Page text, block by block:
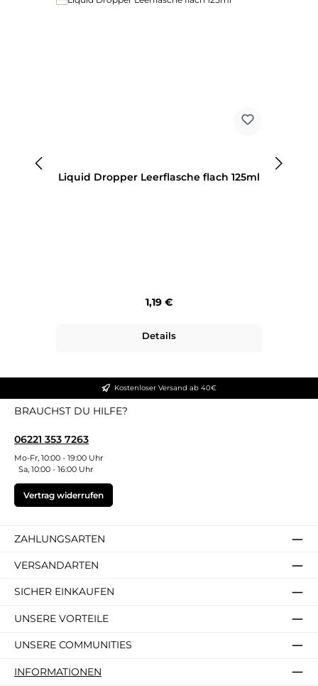
Liquid Dropper Leerflasche flach 125ml
Regulärer Preis:
1,19 €
Details
Kostenloser Versand ab 40€
BRAUCHST DU HILFE?
06221 353 7263
Mo-Fr, 10:00 - 19:00 Uhr
Sa, 10:00 - 16:00 Uhr
Vertrag widerrufen
ZAHLUNGSARTEN
VERSANDARTEN
SICHER EINKAUFEN
UNSERE VORTEILE
UNSERE COMMUNITIES
INFORMATIONEN